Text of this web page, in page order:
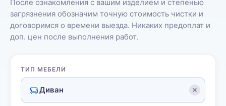
После ознакомления с вашим изделием и степенью
загрязнения обозначим точную стоимость чистки и
договоримся о времени выезда. Никаких предоплат и
доп. цен после выполнения работ.
ТИП МЕБЕЛИ
Диван